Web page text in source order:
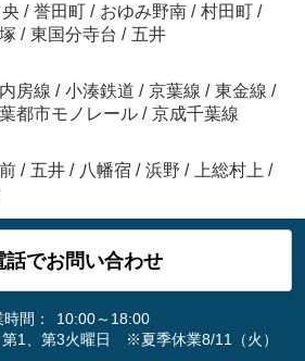
/ 誉田町 / おゆみ野南 / 村田町 /
/ 東国分寺台 / 五井
内房線 / 小湊鉄道 / 京葉線 / 東金線 /
都市モノレール / 京成千葉線
/ 五井 / 八幡宿 / 浜野 / 上総村上 /
話でお問い合わせ
間：
10:00～18:00
第1、第3火曜日 ※夏季休業8/11（火）